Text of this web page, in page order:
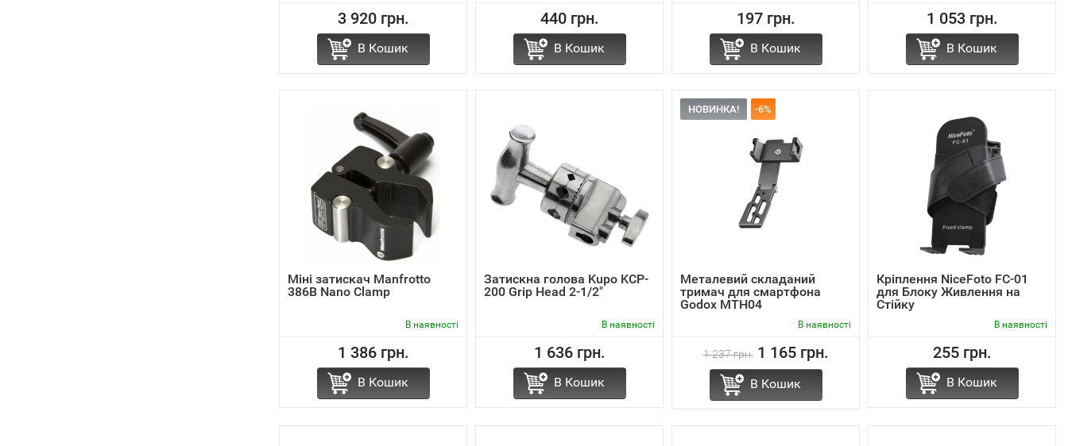
3 920 грн.
В Кошик
440 грн.
В Кошик
197 грн.
В Кошик
1 053 грн.
В Кошик
Міні затискач Manfrotto
386B Nano Clamp
В наявності
1 386 грн.
В Кошик
Затискна голова Kupo KCP-
200 Grip Head 2-1/2"
В наявності
1 636 грн.
В Кошик
НОВИНКА! -6%
Металевий складаний
тримач для смартфона
Godox MTH04
В наявності
1 237 грн. 1 165 грн.
В Кошик
Кріплення NiceFoto FC-01
для Блоку Живлення на
Стійку
В наявності
255 грн.
В Кошик